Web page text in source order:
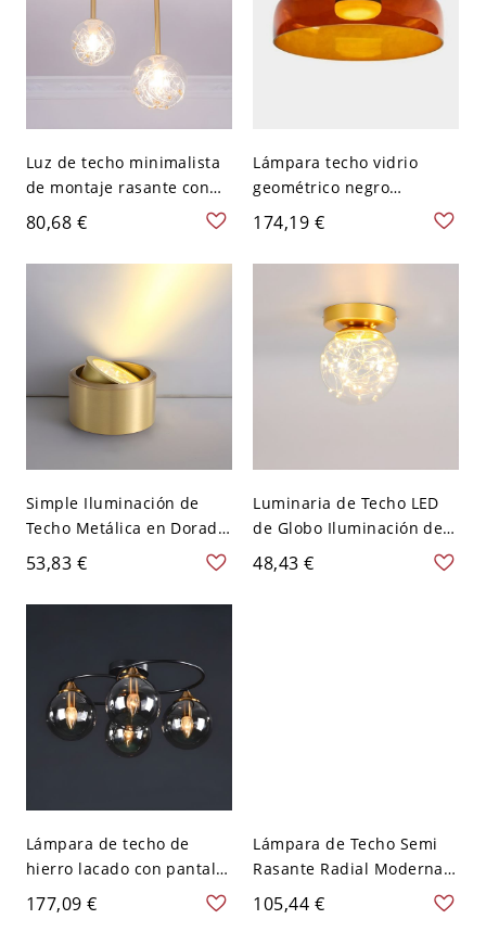
Luz de techo minimalista
de montaje rasante con
globo de vidrio para
pasillo semi montado -
Dorado Transparente 110
80,68 €
Lámpara techo vidrio
geométrico negro
moderno con pantallas
vidrio transparente - 110
A 120 V 1 Piso Naranja
174,19 €
Simple Iluminación de
Techo Metálica en Dorado
Luz de Techo LED de
Columna para Corredor -
Dorado 110 A 120 V
53,83 €
Luminaria de Techo LED
de Globo Iluminación de
Techo Moderna de Metal
para Pasillo - Dorado 110
48,43 €
Lámpara de techo de
hierro lacado con pantalla
de vidrio, estilo moderno
y artístico - Gris Humo 110
177,09 €
Lámpara de Techo Semi
Rasante Radial Moderna
Semi Plafón de Metal con
Sombra de Vidrio de
105,44 €